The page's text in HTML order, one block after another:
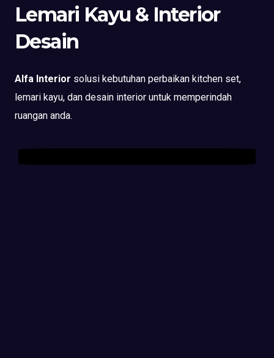
Lemari Kayu & Interior
Desain
Alfa Interior solusi kebutuhan perbaikan kitchen set,
lemari kayu, dan desain interior untuk memperindah
ruangan anda.